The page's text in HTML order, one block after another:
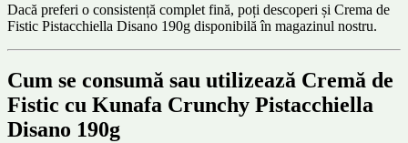
Dacă preferi o consistență complet fină, poți descoperi și Crema de
Fistic Pistacchiella Disano 190g disponibilă în magazinul nostru.
Cum se consumă sau utilizează Cremă de
Fistic cu Kunafa Crunchy Pistacchiella
Disano 190g